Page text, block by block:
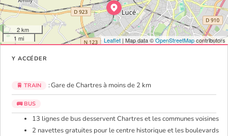
2 km
1 mi
Leaflet | Map data ©OpenStreetMapcontributors
Y ACCÉDER
🚆 TRAIN : Gare de Chartres à moins de 2 km
🚌 BUS
13 lignes de bus desservent Chartres et les communes voisines
2 navettes gratuites pour le centre historique et les boulevards